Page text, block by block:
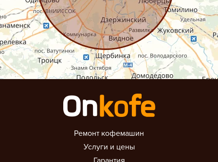
Ремонт кофемашин
Услуги и цены